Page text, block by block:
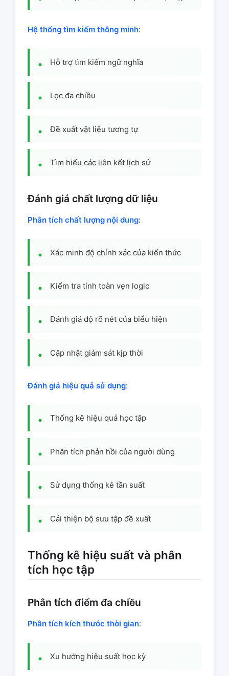
Hệ thống tìm kiếm thông minh:
Hỗ trợ tìm kiếm ngữ nghĩa
Lọc đa chiều
Đề xuất vật liệu tương tự
Tìm hiểu các liên kết lịch sử
Đánh giá chất lượng dữ liệu
Phân tích chất lượng nội dung:
Xác minh độ chính xác của kiến thức
Kiểm tra tính toàn vẹn logic
Đánh giá độ rõ nét của biểu hiện
Cập nhật giám sát kịp thời
Đánh giá hiệu quả sử dụng:
Thống kê hiệu quả học tập
Phân tích phản hồi của người dùng
Sử dụng thống kê tần suất
Cải thiện bộ sưu tập đề xuất
Thống kê hiệu suất và phân
tích học tập
Phân tích điểm đa chiều
Phân tích kích thước thời gian:
Xu hướng hiệu suất học kỳ